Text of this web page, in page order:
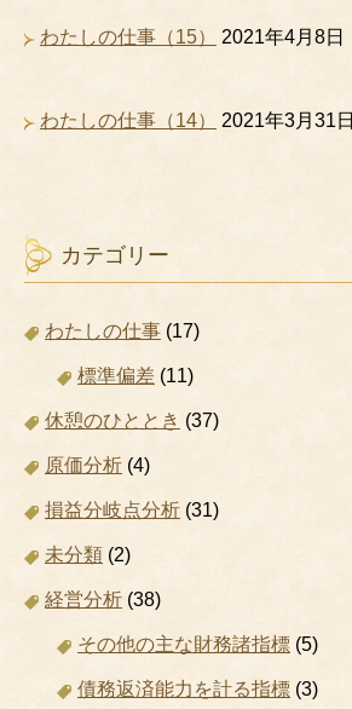
わたしの仕事（15） 2021年4月8日
わたしの仕事（14） 2021年3月31日
カテゴリー
わたしの仕事 (17)
標準偏差 (11)
休憩のひととき (37)
原価分析 (4)
損益分岐点分析 (31)
未分類 (2)
経営分析 (38)
その他の主な財務諸指標 (5)
債務返済能力を計る指標 (3)